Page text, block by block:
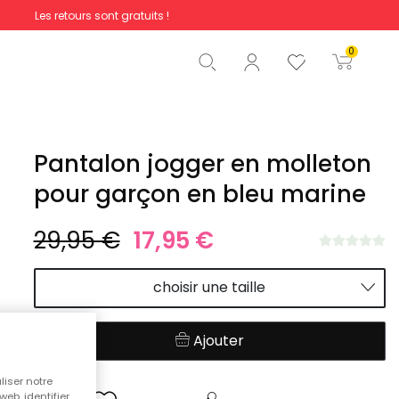
Les retours sont gratuits !
0
Total 0,00 €
Commencer la commande
Pantalon jogger en molleton
pour garçon en bleu marine
29,95 € 17,95 €
choisir une taille
Ajouter
notre